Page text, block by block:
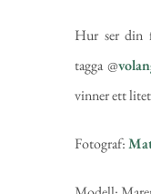
Hur ser din
tagga @
vinner ett
Fotograf: